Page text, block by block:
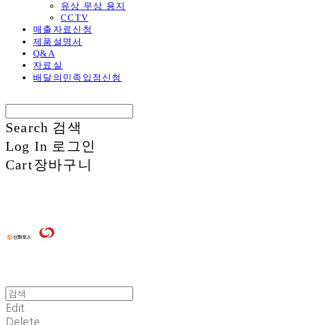
유상 무상 용지
CCTV
매출자료신청
제품설명서
Q&A
자료실
배달의민족입점신청
Search 검색
Log In 로그인
Cart장바구니
Edit
Delete